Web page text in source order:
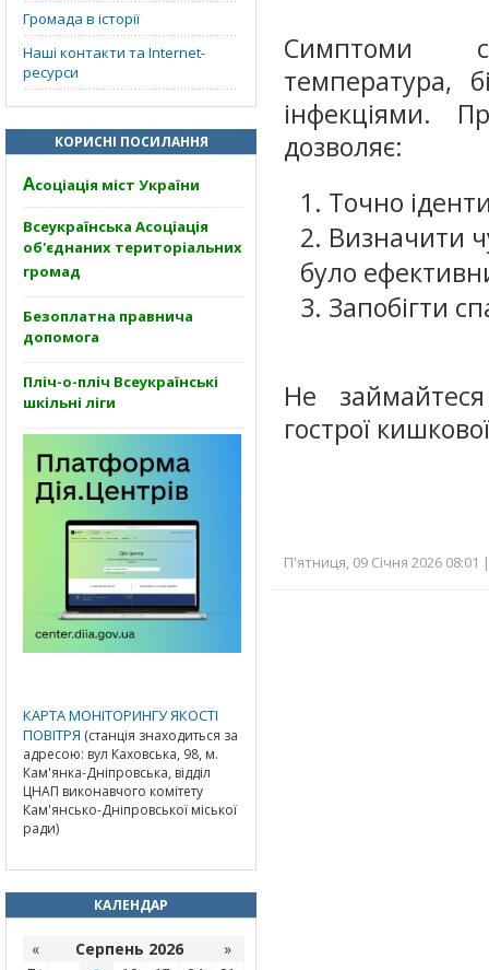
Громада в історії
Наші контакти та Internet-
ресурси
КОРИСНІ ПОСИЛАННЯ
Асоціація міст України
Всеукраїнська Асоціація
об'єднаних територіальних
громад
Безоплатна правнича
допомога
Пліч-о-пліч Всеукраїнські
шкільні ліги
КАРТА МОНІТОРИНГУ ЯКОСТІ
ПОВІТРЯ (станція знаходиться за
адресою: вул Каховська, 98, м.
Кам'янка-Дніпровська, відділ
ЦНАП виконавчого комітету
Кам'янсько-Дніпровської міської
ради)
КАЛЕНДАР
« Серпень 2026 »
Симптоми
температура,
інфекціями.
дозволяє:
Точно
Визначити
було
Запобігти
Не
гострої
П'ятниця, 09 Січня 2026 08:01